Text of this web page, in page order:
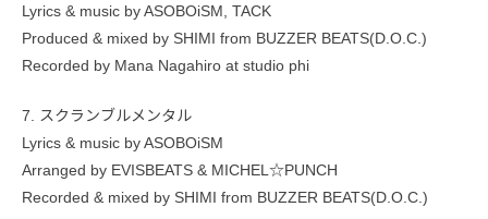
Lyrics & music by ASOBOiSM, TACK
Produced & mixed by SHIMI from BUZZER BEATS(D.O.C.)
Recorded by Mana Nagahiro at studio phi
7. スクランブルメンタル
Lyrics & music by ASOBOiSM
Arranged by EVISBEATS & MICHEL☆PUNCH
Recorded & mixed by SHIMI from BUZZER BEATS(D.O.C.)